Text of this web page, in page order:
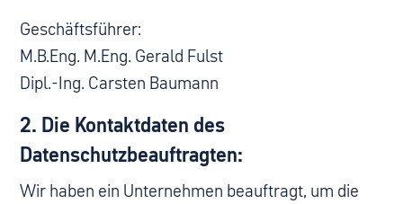
Geschäftsführer:
M.B.Eng. M.Eng. Gerald Fulst
Dipl.-Ing. Carsten Baumann
2. Die Kontaktdaten des
Datenschutzbeauftragten:
Wir haben ein Unternehmen beauftragt, um die